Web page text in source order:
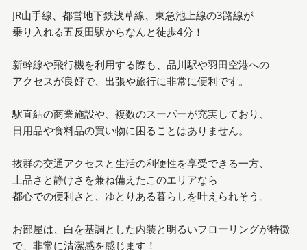
JR山手線、都営地下鉄浅草線、東急池上線の3路線が
乗り入れる五反田駅からなんと徒歩4分！
新幹線や飛行機を利用する際も、品川駅や羽田空港への
アクセスが良好で、出張や旅行に非常に便利です。
駅直結の商業施設や、複数のスーパーが充実しており、
日用品や食料品の買い物に困ることはありません。
抜群の交通アクセスと生活の利便性を享受できる一方、
上品さと静けさを兼ね備えたこのエリアなら
都心での便利さと、ゆとりある暮らしを叶えられそう。
お部屋は、白を基調とした内装と明るいフローリングが特徴
で、非常に清潔感を感じます！